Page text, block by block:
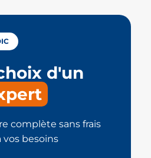
d'un
complète sans frais
vos besoins